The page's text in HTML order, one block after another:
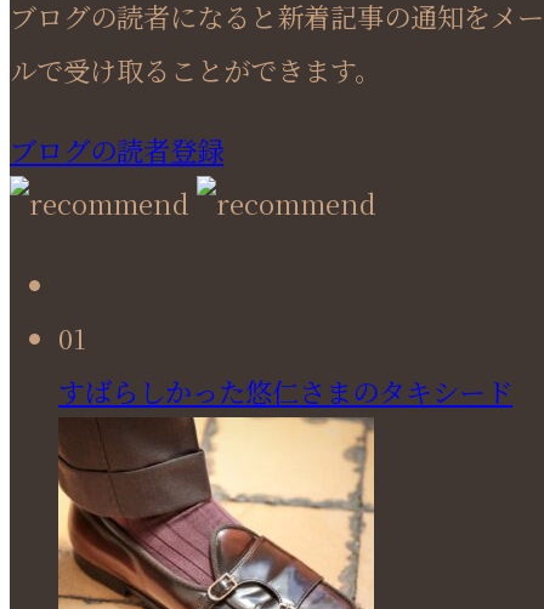
ブログの読者になると新着記事の通知をメー
ルで受け取ることができます。
ブログの読者登録
01
すばらしかった悠仁さまのタキシード